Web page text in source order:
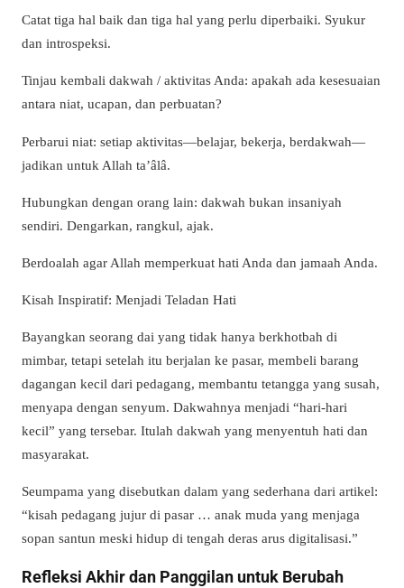
Catat tiga hal baik dan tiga hal yang perlu diperbaiki. Syukur
dan introspeksi.
Tinjau kembali dakwah / aktivitas Anda: apakah ada kesesuaian
antara niat, ucapan, dan perbuatan?
Perbarui niat: setiap aktivitas—belajar, bekerja, berdakwah—
jadikan untuk Allah ta’âlâ.
Hubungkan dengan orang lain: dakwah bukan insaniyah
sendiri. Dengarkan, rangkul, ajak.
Berdoalah agar Allah memperkuat hati Anda dan jamaah Anda.
Kisah Inspiratif: Menjadi Teladan Hati
Bayangkan seorang dai yang tidak hanya berkhotbah di
mimbar, tetapi setelah itu berjalan ke pasar, membeli barang
dagangan kecil dari pedagang, membantu tetangga yang susah,
menyapa dengan senyum. Dakwahnya menjadi “hari-hari
kecil” yang tersebar. Itulah dakwah yang menyentuh hati dan
masyarakat.
Seumpama yang disebutkan dalam yang sederhana dari artikel:
“kisah pedagang jujur di pasar … anak muda yang menjaga
sopan santun meski hidup di tengah deras arus digitalisasi.”
Refleksi Akhir dan Panggilan untuk Berubah